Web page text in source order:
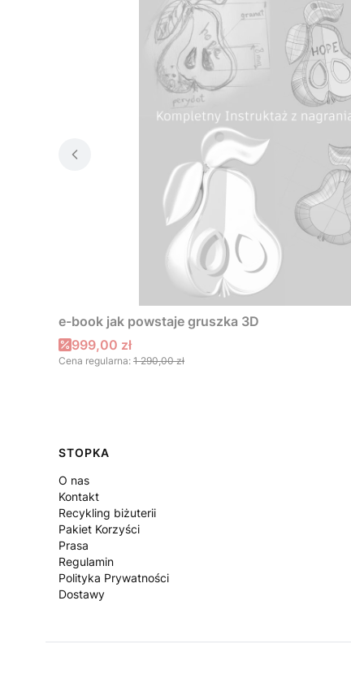
e-book jak powstaje gruszka 3D
Cena promocyjna
999,00 zł
Cena regularna: 1 290,00 zł
Linki w stopce
STOPKA
O nas
Kontakt
Recykling biżuterii
Pakiet Korzyści
Prasa
Regulamin
Polityka Prywatności
Dostawy